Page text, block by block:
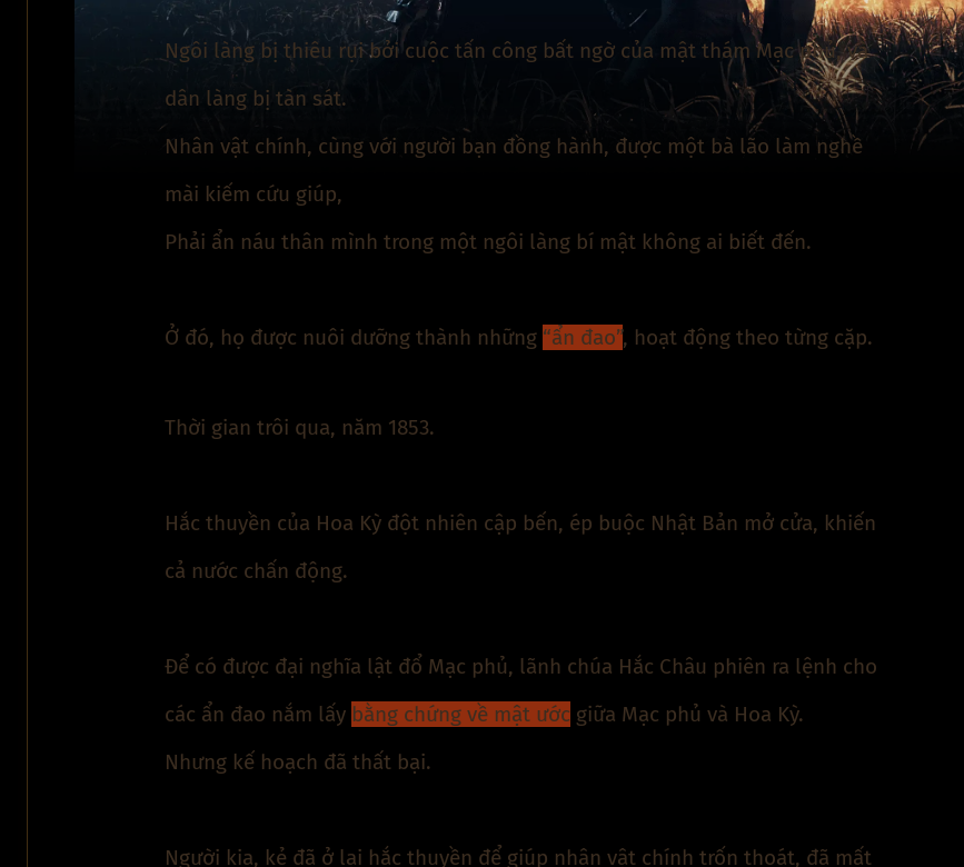
Ngôi làng bị thiêu rụi bởi cuộc tấn công bất ngờ của mật thám Mạc phủ, và
dân làng bị tàn sát.
Nhân vật chính, cùng với người bạn đồng hành, được một bà lão làm nghề
mài kiếm cứu giúp,
Phải ẩn náu thân mình trong một ngôi làng bí mật không ai biết đến.
Ở đó, họ được nuôi dưỡng thành những “ẩn đao”, hoạt động theo từng cặp.
Thời gian trôi qua, năm 1853.
Hắc thuyền của Hoa Kỳ đột nhiên cập bến, ép buộc Nhật Bản mở cửa, khiến
cả nước chấn động.
Để có được đại nghĩa lật đổ Mạc phủ, lãnh chúa Hắc Châu phiên ra lệnh cho
các ẩn đao nắm lấy bằng chứng về mật ước giữa Mạc phủ và Hoa Kỳ.
Nhưng kế hoạch đã thất bại.
Người kia, kẻ đã ở lại hắc thuyền để giúp nhân vật chính trốn thoát, đã mất